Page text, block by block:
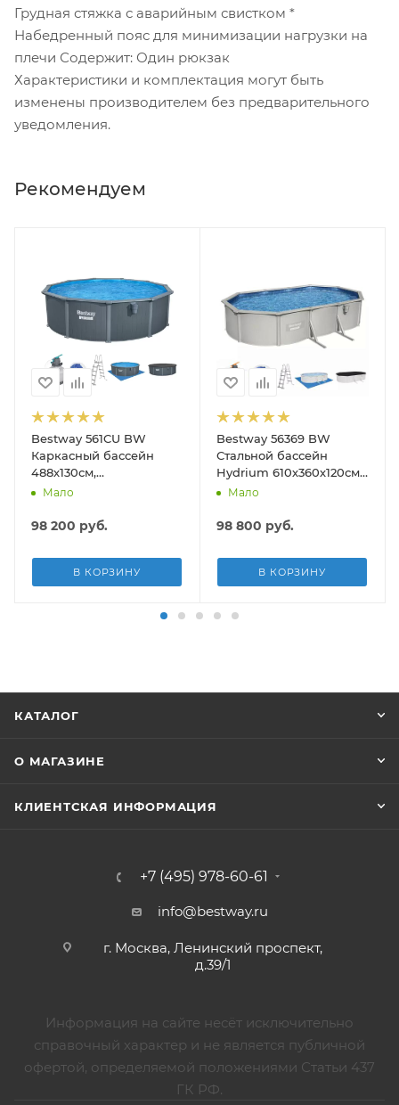
Грудная стяжка с аварийным свистком *
Набедренный пояс для минимизации нагрузки на
плечи Содержит: Один рюкзак
Характеристики и комплектация могут быть
изменены производителем без предварительного
уведомления.
Рекомендуем
Bestway 561CU BW
Каркасный бассейн
488х130см,
композитный, 21490л,
лестн, тент, подст, дисп.
Мало
98 200 руб.
В КОРЗИНУ
Bestway 56369 BW
Стальной бассейн
Hydrium 610х360х120см,
19929л, песч.фил.-нас
подст.
Мало
98 800 руб.
В КОРЗИНУ
КАТАЛОГ
О МАГАЗИНЕ
КЛИЕНТСКАЯ ИНФОРМАЦИЯ
+7 (495) 978-60-61
info@bestway.ru
г. Москва, Ленинский проспект,
д.39/1
Информация на сайте несёт исключительно
справочный характер и не является публичной
офертой, определяемой положениями Статьи 437
ГК РФ.